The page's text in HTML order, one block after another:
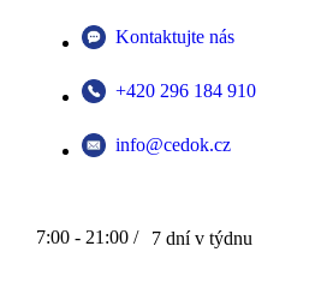
Kontaktujte nás
+420 296 184 910
info@cedok.cz
7:00 - 21:00 / 7 dní v týdnu